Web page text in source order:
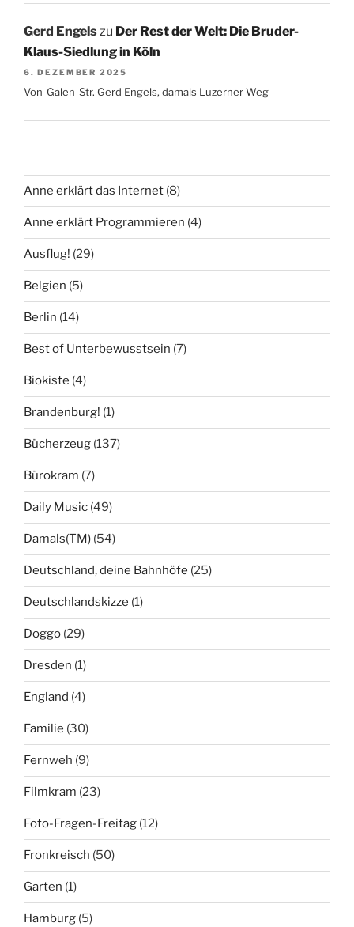
Gerd Engelszu Der Rest der Welt: Die Bruder-
Klaus-Siedlung in Köln
6. DEZEMBER 2025
Von-Galen-Str. Gerd Engels, damals Luzerner Weg
Anne erklärt das Internet (8)
Anne erklärt Programmieren (4)
Ausflug! (29)
Belgien (5)
Berlin (14)
Best of Unterbewusstsein (7)
Biokiste (4)
Brandenburg! (1)
Bücherzeug (137)
Bürokram (7)
Daily Music (49)
Damals(TM) (54)
Deutschland, deine Bahnhöfe (25)
Deutschlandskizze (1)
Doggo (29)
Dresden (1)
England (4)
Familie (30)
Fernweh (9)
Filmkram (23)
Foto-Fragen-Freitag (12)
Fronkreisch (50)
Garten (1)
Hamburg (5)